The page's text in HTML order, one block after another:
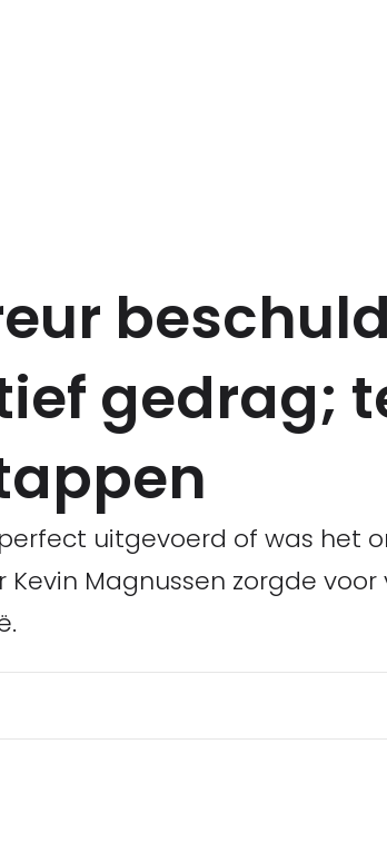
gedrag;
uitgevoerd of was het
Kevin Magnussen zorgde